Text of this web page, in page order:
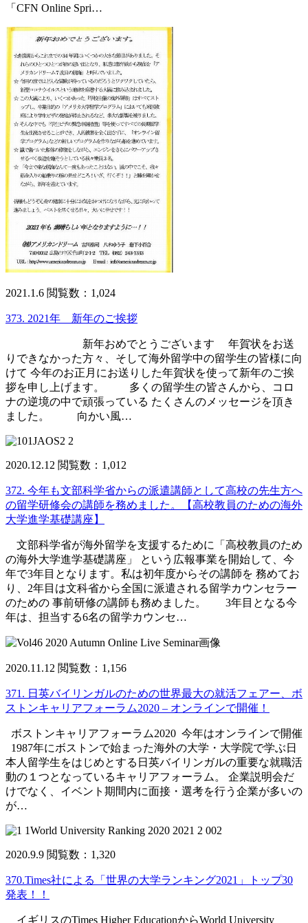
「CFN Online Spri…
2021.1.6 閲覧数：1,024
373. 2021年 新年のご挨拶
新年おめでとうございます 年賀状をお送
りできなかった方々、そして海外留学中の留学生の皆様に向
けて 今年のお正月にお送りした年賀状を使って新年のご挨
拶を申し上げます。 多くの留学生の皆さんから、コロ
ナの逆境の中で頑張っている たくさんのメッセージを頂き
ました。 向かい風…
2020.12.12 閲覧数：1,012
372. 今年も文部科学省からの派遣講師として高校の先生方へ
の留学研修会の講師を務めました。【高校教員のための海外
大学進学基礎講座】
文部科学省が海外留学を支援するために「高校教員のため
の海外大学進学基礎講座」 という広報事業を開始して、今
年で3年目となります。私は初年度からその講師を 務めてお
り、2年目は文科省から全国に派遣される留学カウンセラー
のための 事前研修の講師も務めました。 3年目となる今
年は、担当する6名の留学カウンセ…
2020.11.12 閲覧数：1,156
371. 日英バイリンガルのための世界最大の就活フェアー、ボ
ストンキャリアフォーラム2020 – オンラインで開催！
ボストンキャリアフォーラム2020 今年はオンラインで開催
1987年にボストンで始まった海外の大学・大学院で学ぶ日
本人留学生をはじめとする日英バイリンガルの重要な就職活
動の１つとなっているキャリアフォーラム。 企業説明会だ
けでなく、イベント期間内に面接・選考を行う企業が多いの
が…
2020.9.9 閲覧数：1,320
370.Times社による「世界の大学ランキング2021」トップ30
発表！！
イギリスのTimes Higher EducationからWorld University